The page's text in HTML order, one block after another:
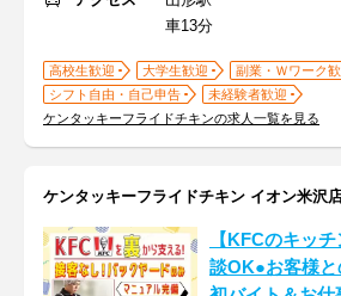
車13分
高校生歓迎 大学生歓迎
副業・Ｗワーク
シフト自由・自己申告
未経験者歓迎
ケンタッキーフライドチキンの求人一覧を見る
ケンタッキーフライドチキン イオン米沢
【KFCのキッ
談OK●お客様と